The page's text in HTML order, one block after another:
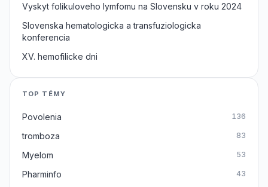
Vyskyt folikuloveho lymfomu na Slovensku v roku 2024
Slovenska hematologicka a transfuziologicka
konferencia
XV. hemofilicke dni
TOP TÉMY
Povolenia 136
tromboza 83
Myelom 53
Pharminfo 43